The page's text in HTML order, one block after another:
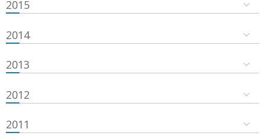
2015
2014
2013
2012
2011